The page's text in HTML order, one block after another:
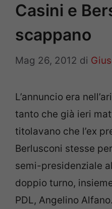
Casini e
scappano
Mag 26, 2012 di
L’annuncio era
tanto che già ieri
titolavano che l’ex
Berlusconi stesse
semi-presidenziale
doppio turno,
PDL, Angelino